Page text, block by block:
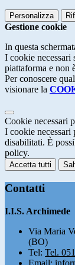
Personalizza
Gestione cookie
In questa
I cookie necessari
piattaforma e non
Per conoscere
visionare la
Cookie necessari
I cookie necessari
disabilitati. È
policy.
Accetta tutti
Contatti
I.I.S. Archimede
Via Maria
(BO)
Tel: Tel.
Email: